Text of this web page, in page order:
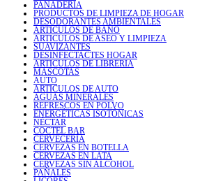
PANADERÍA
PRODUCTOS DE LIMPIEZA DE HOGAR
DESODORANTES AMBIENTALES
ARTICULOS DE BAÑO
ARTICULOS DE ASEO Y LIMPIEZA
SUAVIZANTES
DESINFECTACTES HOGAR
ARTICULOS DE LIBRERIA
MASCOTAS
AUTO
ARTICULOS DE AUTO
AGUAS MINERALES
REFRESCOS EN POLVO
ENERGÉTICAS ISOTÓNICAS
NÉCTAR
COCTEL BAR
CERVECERÍA
CERVEZAS EN BOTELLA
CERVEZAS EN LATA
CERVEZAS SIN ALCOHOL
PAÑALES